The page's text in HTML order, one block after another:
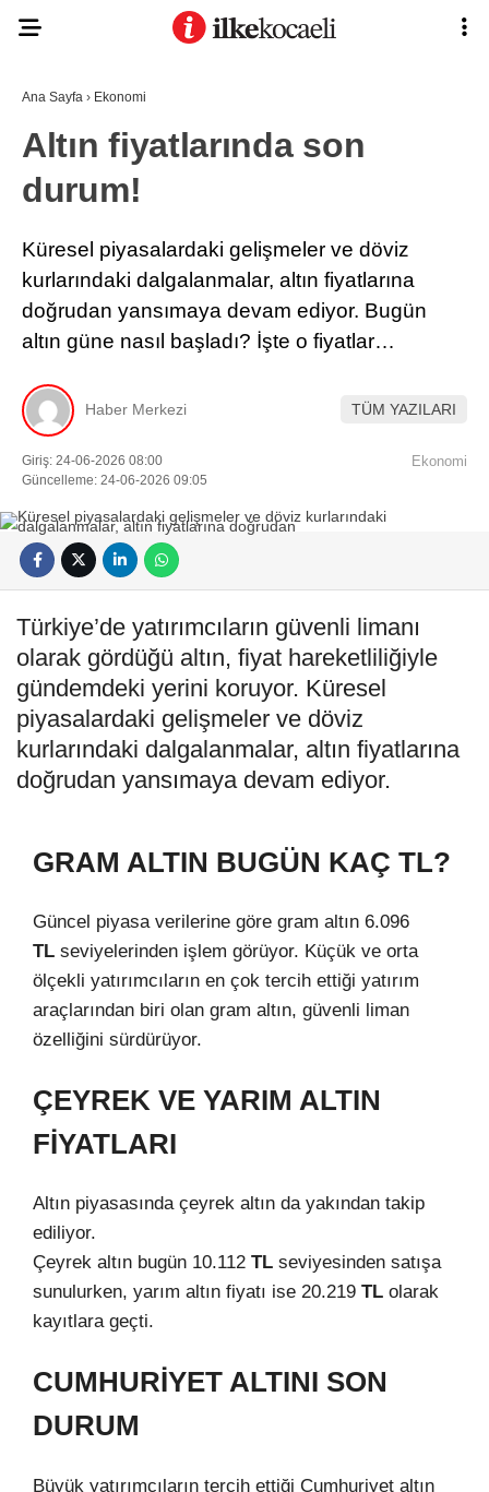
Ana Sayfa › Ekonomi
Altın fiyatlarında son
durum!
Küresel piyasalardaki gelişmeler ve döviz
kurlarındaki dalgalanmalar, altın fiyatlarına
doğrudan yansımaya devam ediyor. Bugün
altın güne nasıl başladı? İşte o fiyatlar…
Haber Merkezi TÜM YAZILARI
Giriş: 24-06-2026 08:00
Güncelleme: 24-06-2026 09:05
Ekonomi
Türkiye’de yatırımcıların güvenli limanı
olarak gördüğü altın, fiyat hareketliliğiyle
gündemdeki yerini koruyor. Küresel
piyasalardaki gelişmeler ve döviz
kurlarındaki dalgalanmalar, altın fiyatlarına
doğrudan yansımaya devam ediyor.
GRAM ALTIN BUGÜN KAÇ TL?
Güncel piyasa verilerine göre gram altın 6.096
TL seviyelerinden işlem görüyor. Küçük ve orta
ölçekli yatırımcıların en çok tercih ettiği yatırım
araçlarından biri olan gram altın, güvenli liman
özelliğini sürdürüyor.
ÇEYREK VE YARIM ALTIN
FİYATLARI
Altın piyasasında çeyrek altın da yakından takip
ediliyor.
Çeyrek altın bugün 10.112 TL seviyesinden satışa
sunulurken, yarım altın fiyatı ise 20.219 TL olarak
kayıtlara geçti.
CUMHURİYET ALTINI SON
DURUM
Büyük yatırımcıların tercih ettiği Cumhuriyet altın